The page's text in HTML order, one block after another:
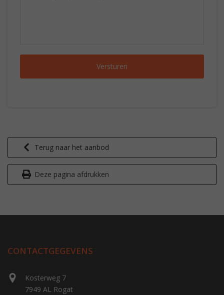
Terug naar het aanbod
Deze pagina afdrukken
CONTACTGEGEVENS
Kosterweg 7
7949 AL Rogat